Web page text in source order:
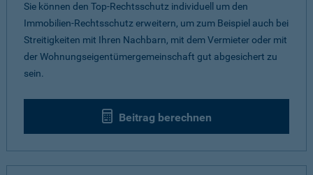
Sie können den Top-Rechtsschutz individuell um den
Immobilien-Rechtsschutz erweitern, um zum Beispiel auch bei
Streitigkeiten mit Ihren Nachbarn, mit dem Vermieter oder mit
der Wohnungseigentümergemeinschaft gut abgesichert zu
sein.
Beitrag berechnen